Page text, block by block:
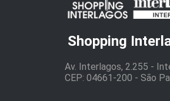
Shopping
Av. Interlagos, 2.255 -
CEP: 04661-200 - São